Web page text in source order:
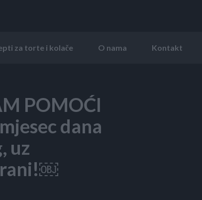
za torte i kolače O nama Kontakt
POMOĆI
dana
uz